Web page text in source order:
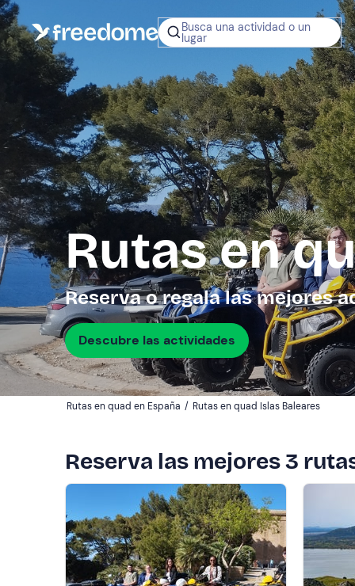
Busca una actividad o un
lugar
¿No sabes
regalar?
Tarjeta Regalo
Freedome
Un regalo
permite elegir
experiencias
en toda
Regala
Rutas en
Reserva o regala las mejores
Descubre las actividades
Rutas en quad en España / Rutas en quad Islas Baleares
Reserva las mejores 3